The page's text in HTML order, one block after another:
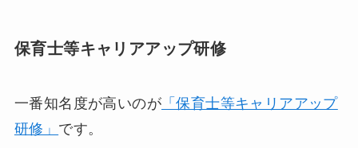
保育士等キャリアアップ研修
一番知名度が高いのが「保育士等キャリアアップ
研修」 です。